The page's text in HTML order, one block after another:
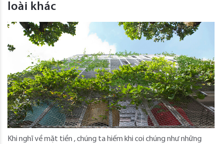
loài khác
Khi nghĩ về mặt tiền , chúng ta hiếm khi coi chúng như những